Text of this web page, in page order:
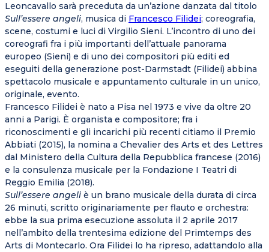
Leoncavallo sarà preceduta da un’azione danzata dal titolo
Sull’essere angeli, musica di Francesco Filidei; coreografia,
scene, costumi e luci di Virgilio Sieni. L’incontro di uno dei
coreografi fra i più importanti dell’attuale panorama
europeo (Sieni) e di uno dei compositori più editi ed
eseguiti della generazione post-Darmstadt (Filidei) abbina
spettacolo musicale e appuntamento culturale in un unico,
originale, evento.
Francesco Filidei è nato a Pisa nel 1973 e vive da oltre 20
anni a Parigi. È organista e compositore; fra i
riconoscimenti e gli incarichi più recenti citiamo il Premio
Abbiati (2015), la nomina a Chevalier des Arts et des Lettres
dal Ministero della Cultura della Repubblica francese (2016)
e la consulenza musicale per la Fondazione I Teatri di
Reggio Emilia (2018).
Sull’essere angeli è un brano musicale della durata di circa
26 minuti, scritto originariamente per flauto e orchestra:
ebbe la sua prima esecuzione assoluta il 2 aprile 2017
nell’ambito della trentesima edizione del Primtemps des
Arts di Montecarlo. Ora Filidei lo ha ripreso, adattandolo alla